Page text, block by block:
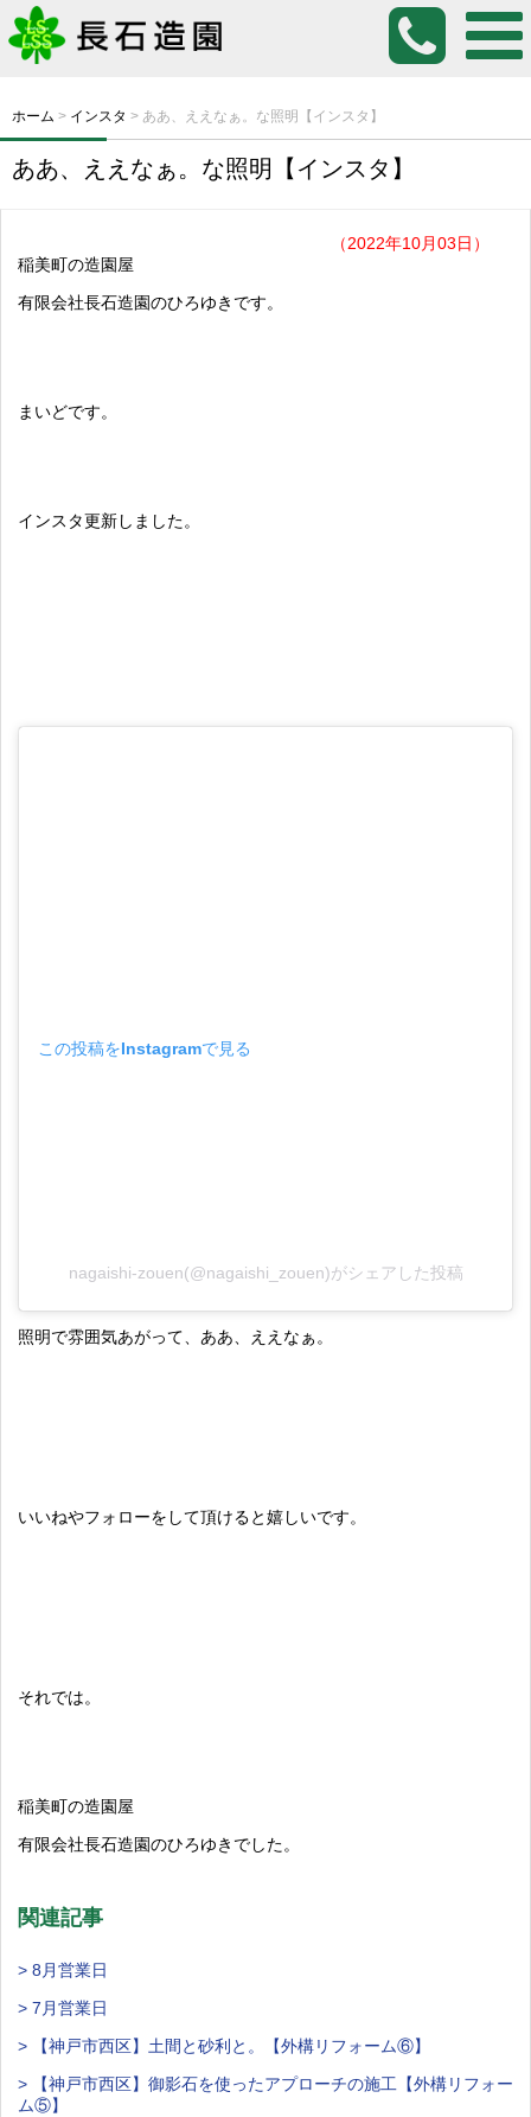
ホーム > インスタ > ああ、ええなぁ。な照明【インスタ】
ああ、ええなぁ。な照明【インスタ】
（2022年10月03日）
稲美町の造園屋
有限会社長石造園のひろゆきです。
まいどです。
インスタ更新しました。
この投稿をInstagramで見る
nagaishi-zouen(@nagaishi_zouen)がシェアした投稿
照明で雰囲気あがって、ああ、ええなぁ。
いいねやフォローをして頂けると嬉しいです。
それでは。
稲美町の造園屋
有限会社長石造園のひろゆきでした。
関連記事
> 8月営業日
> 7月営業日
> 【神戸市西区】土間と砂利と。【外構リフォーム⑥】
> 【神戸市西区】御影石を使ったアプローチの施工【外構リフォー
ム⑤】